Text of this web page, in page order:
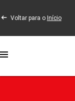
Voltar para o Início